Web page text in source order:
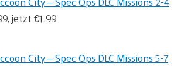
jetzt €1.99
City – Spec Ops DLC Missions 5-7